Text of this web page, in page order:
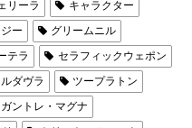
リーラ
キャラクター
ー
グリームニル
テラ
セラフィックウェポン
ダヴラ
ツープラトン
ントレ・マグナ